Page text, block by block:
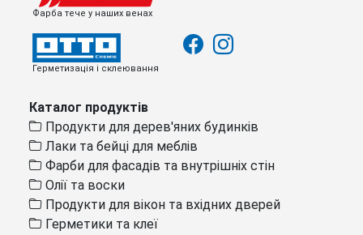
Фарба тече у наших венах
Герметизація і склеювання
Каталог продуктів
Продукти для дерев'яних будинків
Лаки та бейці для меблів
Фарби для фасадів та внутрішніх стін
Олії та воски
Продукти для вікон та вхідних дверей
Герметики та клеї